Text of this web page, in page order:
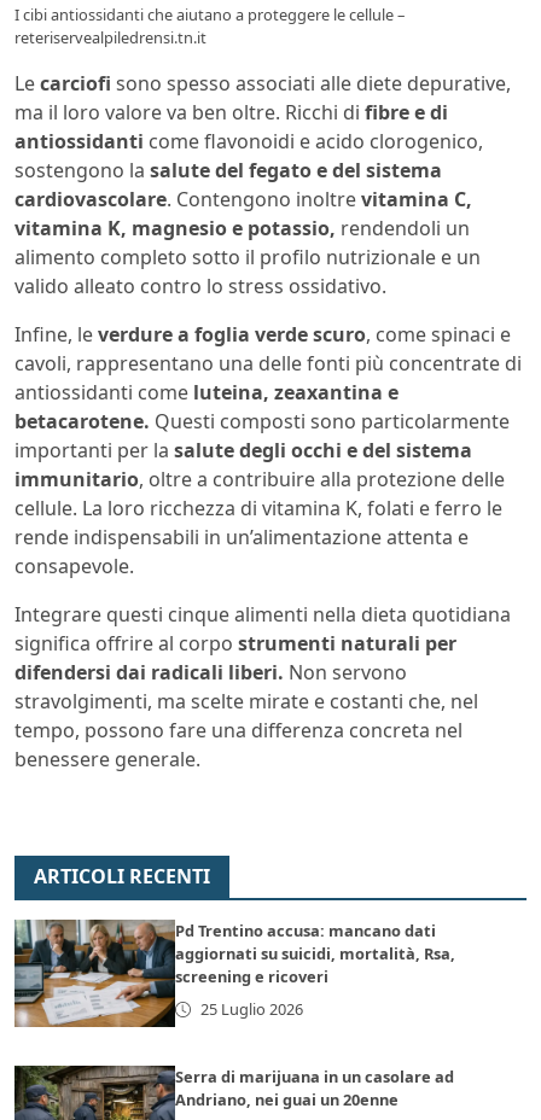
I cibi antiossidanti che aiutano a proteggere le cellule –
reteriservealpiledrensi.tn.it
Lecarciofi sono spesso associati alle diete depurative,
ma il loro valore va ben oltre. Ricchi di fibre e di
antiossidanti come flavonoidi e acido clorogenico,
sostengono la salute del fegato e del sistema
cardiovascolare. Contengono inoltrevitamina C,
vitamina K, magnesio e potassio, rendendoli un
alimento completo sotto il profilo nutrizionale e un
valido alleato contro lo stress ossidativo.
Infine, leverdure a foglia verde scuro, come spinaci e
cavoli, rappresentano una delle fonti più concentrate di
antiossidanti come luteina, zeaxantina e
betacarotene. Questi composti sono particolarmente
importanti per la salute degli occhi e del sistema
immunitario, oltre a contribuire alla protezione delle
cellule. La loro ricchezza di vitamina K, folati e ferro le
rende indispensabili in un’alimentazione attenta e
consapevole.
Integrare questi cinque alimenti nella dieta quotidiana
significa offrire al corpo strumenti naturali per
difendersi dai radicali liberi. Non servono
stravolgimenti, ma scelte mirate e costanti che, nel
tempo, possono fare una differenza concreta nel
benessere generale.
ARTICOLI RECENTI
Pd Trentino accusa: mancano dati
aggiornati su suicidi, mortalità, Rsa,
screening e ricoveri
25 Luglio 2026
Serra di marijuana in un casolare ad
Andriano, nei guai un 20enne